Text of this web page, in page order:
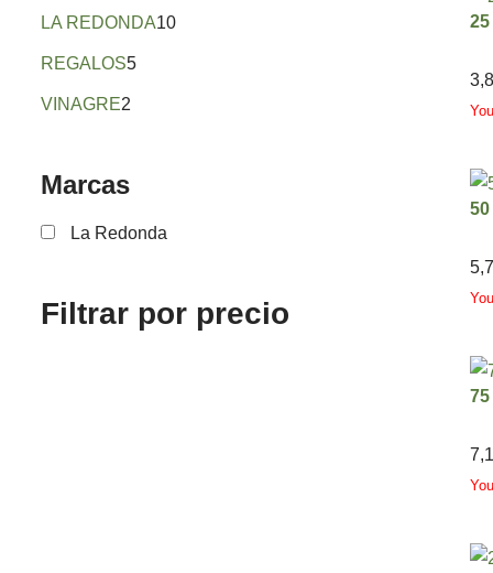
LA REDONDA10
REGALOS5
VINAGRE2
Marcas
La Redonda
Filtrar por precio
25
50
75